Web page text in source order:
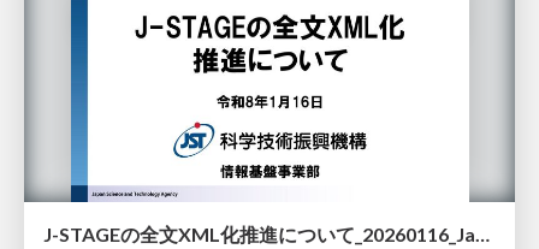
J-STAGEの全文XML化推進について_20260116_Japan Science and Technology Agency